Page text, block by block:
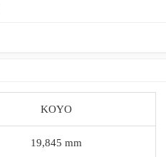
KOYO
19,845 mm